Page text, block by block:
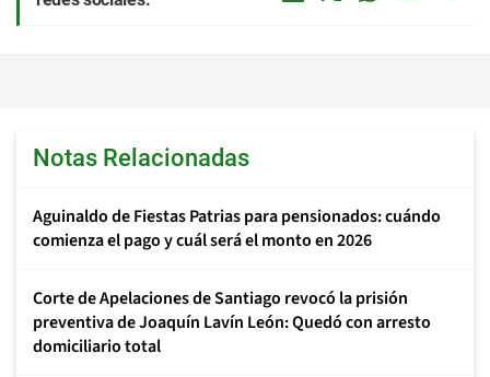
Notas Relacionadas
Aguinaldo de Fiestas Patrias para pensionados: cuándo
comienza el pago y cuál será el monto en 2026
Corte de Apelaciones de Santiago revocó la prisión
preventiva de Joaquín Lavín León: Quedó con arresto
domiciliario total